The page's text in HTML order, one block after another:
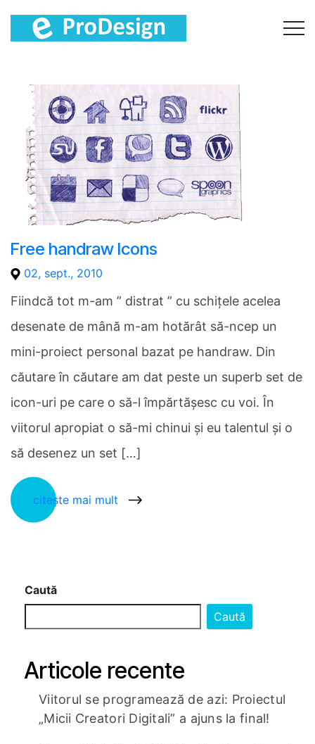
Free handraw Icons
02, sept., 2010
Fiindcă tot m-am ” distrat ” cu schiţele acelea
desenate de mână m-am hotărât să-ncep un
mini-proiect personal bazat pe handraw. Din
căutare în căutare am dat peste un superb set de
icon-uri pe care o să-l împărtăşesc cu voi. În
viitorul apropiat o să-mi chinui şi eu talentul şi o
să desenez un set […]
citește mai mult
Caută
Caută
Articole recente
Viitorul se programează de azi: Proiectul
„Micii Creatori Digitali” a ajuns la final!